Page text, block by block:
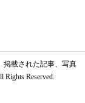
掲載された記事、写真
Reserved.